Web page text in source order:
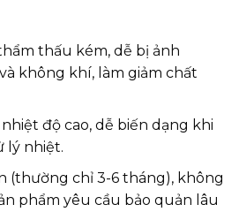
thấu kém, dễ bị ảnh
không khí, làm giảm chất
độ cao, dễ biến dạng khi
lý nhiệt.
(thường chỉ 3-6 tháng), không
phẩm yêu cầu bảo quản lâu